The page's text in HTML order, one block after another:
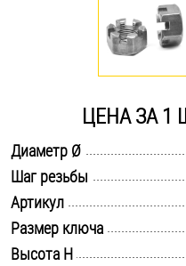
Оснастка и
Саморезы и шурупы
Стопорные кольца
Такелаж
ЦЕНА ЗА 1
Диаметр Ø
Шаг резьбы
Артикул
Размер ключа
Высота H